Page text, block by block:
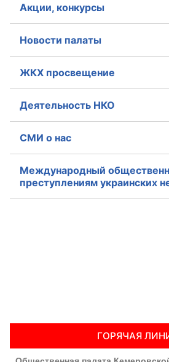
Акции, конкурсы
Новости палаты
ЖКХ просвещение
Деятельность НКО
СМИ о нас
Международный
преступлениям украинских
ГОРЯЧАЯ